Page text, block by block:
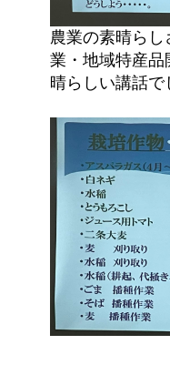
農業の素晴ら
業・地域特産
晴らしい講話で